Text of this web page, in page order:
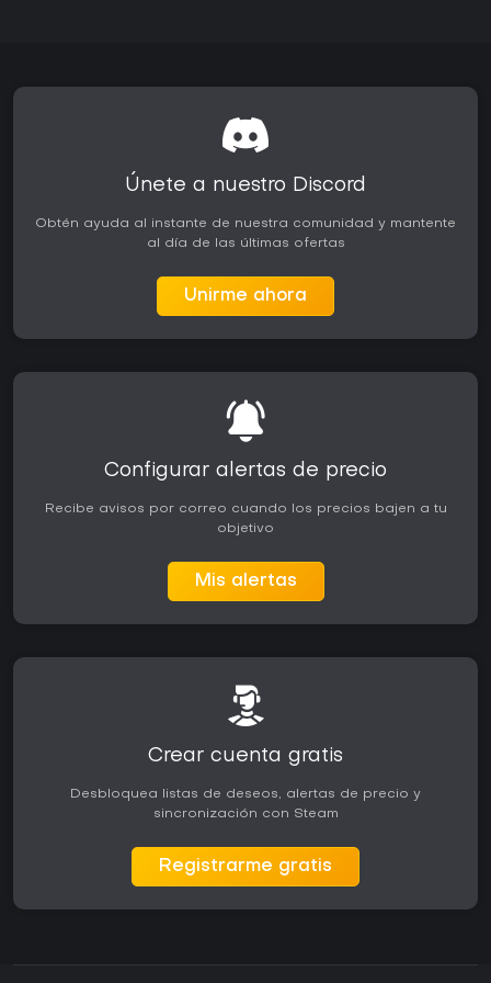
Únete a nuestro Discord
Obtén ayuda al instante de nuestra comunidad y mantente
al día de las últimas ofertas
Unirme ahora
Configurar alertas de precio
Recibe avisos por correo cuando los precios bajen a tu
objetivo
Mis alertas
Crear cuenta gratis
Desbloquea listas de deseos, alertas de precio y
sincronización con Steam
Registrarme gratis